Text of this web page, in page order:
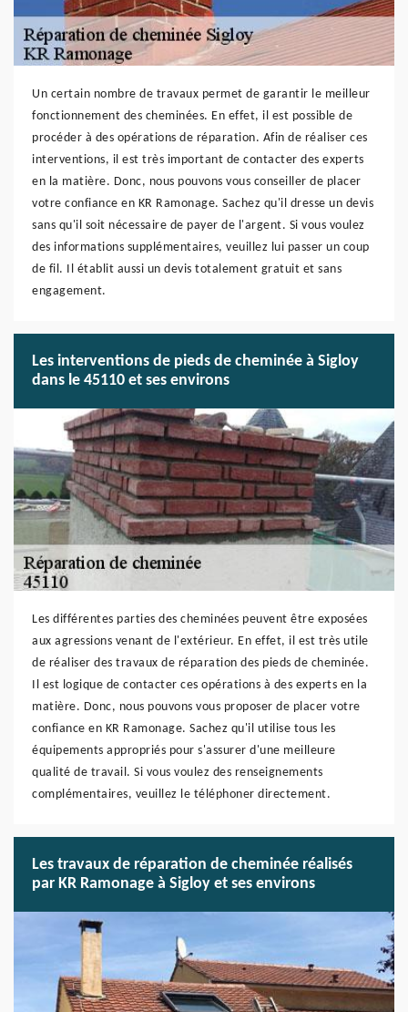
Un certain nombre de travaux permet de garantir le meilleur
fonctionnement des cheminées. En effet, il est possible de
procéder à des opérations de réparation. Afin de réaliser ces
interventions, il est très important de contacter des experts
en la matière. Donc, nous pouvons vous conseiller de placer
votre confiance en KR Ramonage. Sachez qu'il dresse un devis
sans qu'il soit nécessaire de payer de l'argent. Si vous voulez
des informations supplémentaires, veuillez lui passer un coup
de fil. Il établit aussi un devis totalement gratuit et sans
engagement.
Les interventions de pieds de cheminée à Sigloy
dans le 45110 et ses environs
Les différentes parties des cheminées peuvent être exposées
aux agressions venant de l'extérieur. En effet, il est très utile
de réaliser des travaux de réparation des pieds de cheminée.
Il est logique de contacter ces opérations à des experts en la
matière. Donc, nous pouvons vous proposer de placer votre
confiance en KR Ramonage. Sachez qu'il utilise tous les
équipements appropriés pour s'assurer d'une meilleure
qualité de travail. Si vous voulez des renseignements
complémentaires, veuillez le téléphoner directement.
Les travaux de réparation de cheminée réalisés
par KR Ramonage à Sigloy et ses environs